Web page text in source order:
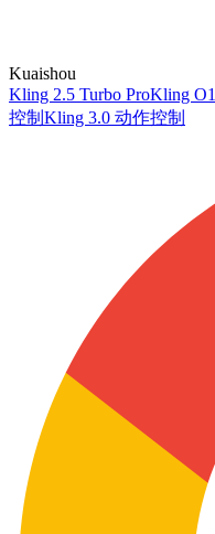
Kuaishou
Kling 2.5 Turbo ProKling O1
控制 Kling 3.0 动作控制